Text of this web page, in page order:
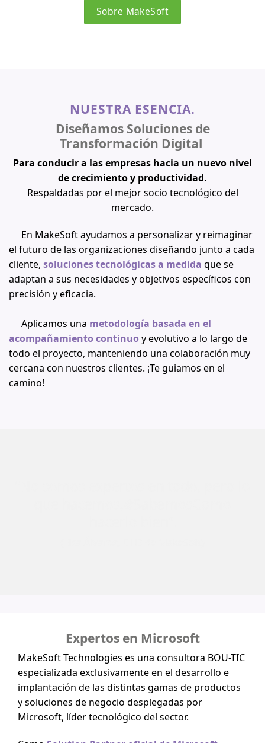
Sobre MakeSoft
NUESTRA ESENCIA.
Diseñamos Soluciones de
Transformación Digital
Para conducir a las empresas hacia un nuevo nivel
de crecimiento y productividad.
Respaldadas por el mejor socio tecnológico del
mercado.
En MakeSoft ayudamos a personalizar y reimaginar
el futuro de las organizaciones diseñando junto a cada
cliente, soluciones tecnológicas a medida que se
adaptan a sus necesidades y objetivos específicos con
precisión y eficacia.
Aplicamos una metodología basada en el
acompañamiento continuo y evolutivo a lo largo de
todo el proyecto, manteniendo una colaboración muy
cercana con nuestros clientes. ¡Te guiamos en el
camino!
Expertos en Microsoft
MakeSoft Technologies es una consultora BOU-TIC
especializada exclusivamente en el desarrollo e
implantación de las distintas gamas de productos
y soluciones de negocio desplegadas por
Microsoft, líder tecnológico del sector.